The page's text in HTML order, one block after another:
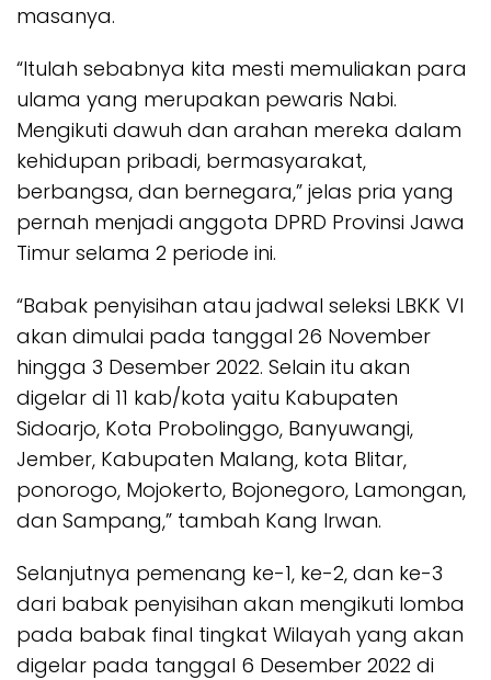
masanya.
“Itulah sebabnya kita mesti memuliakan para
ulama yang merupakan pewaris Nabi.
Mengikuti dawuh dan arahan mereka dalam
kehidupan pribadi, bermasyarakat,
berbangsa, dan bernegara,” jelas pria yang
pernah menjadi anggota DPRD Provinsi Jawa
Timur selama 2 periode ini.
“Babak penyisihan atau jadwal seleksi LBKK VI
akan dimulai pada tanggal 26 November
hingga 3 Desember 2022. Selain itu akan
digelar di 11 kab/kota yaitu Kabupaten
Sidoarjo, Kota Probolinggo, Banyuwangi,
Jember, Kabupaten Malang, kota Blitar,
ponorogo, Mojokerto, Bojonegoro, Lamongan,
dan Sampang,” tambah Kang Irwan.
Selanjutnya pemenang ke-1, ke-2, dan ke-3
dari babak penyisihan akan mengikuti lomba
pada babak final tingkat Wilayah yang akan
digelar pada tanggal 6 Desember 2022 di